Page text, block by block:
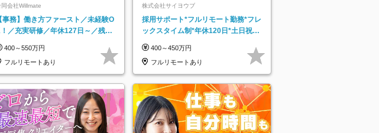
同会社Willmate
事務】働き方ファースト／未経験O
／充実研修／年休127日～／残業
400～550万円
フルリモートあり
株式会社サイヨウブ
採用サポート*フルリモート勤務*フレ
ックスタイム制*年休120日*土日祝休
400～450万円
フルリモートあり